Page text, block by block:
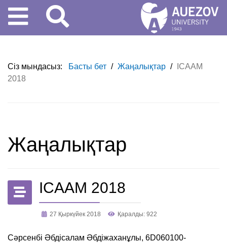
Сіз мындасыз: Басты бет / Жаңалықтар /
ICAAM
2018
Жаңалықтар
ICAAM 2018
27 Қыркүйек 2018 Қаралды: 922
Сәрсенбі Әбдісалам Әбдіжаханұлы, 6D060100-